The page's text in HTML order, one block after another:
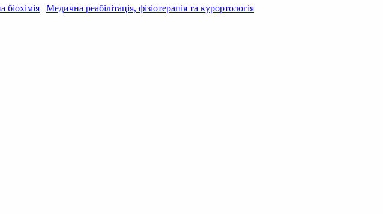
біохімія | Медична реабілітація, фізіотерапія та курортологія